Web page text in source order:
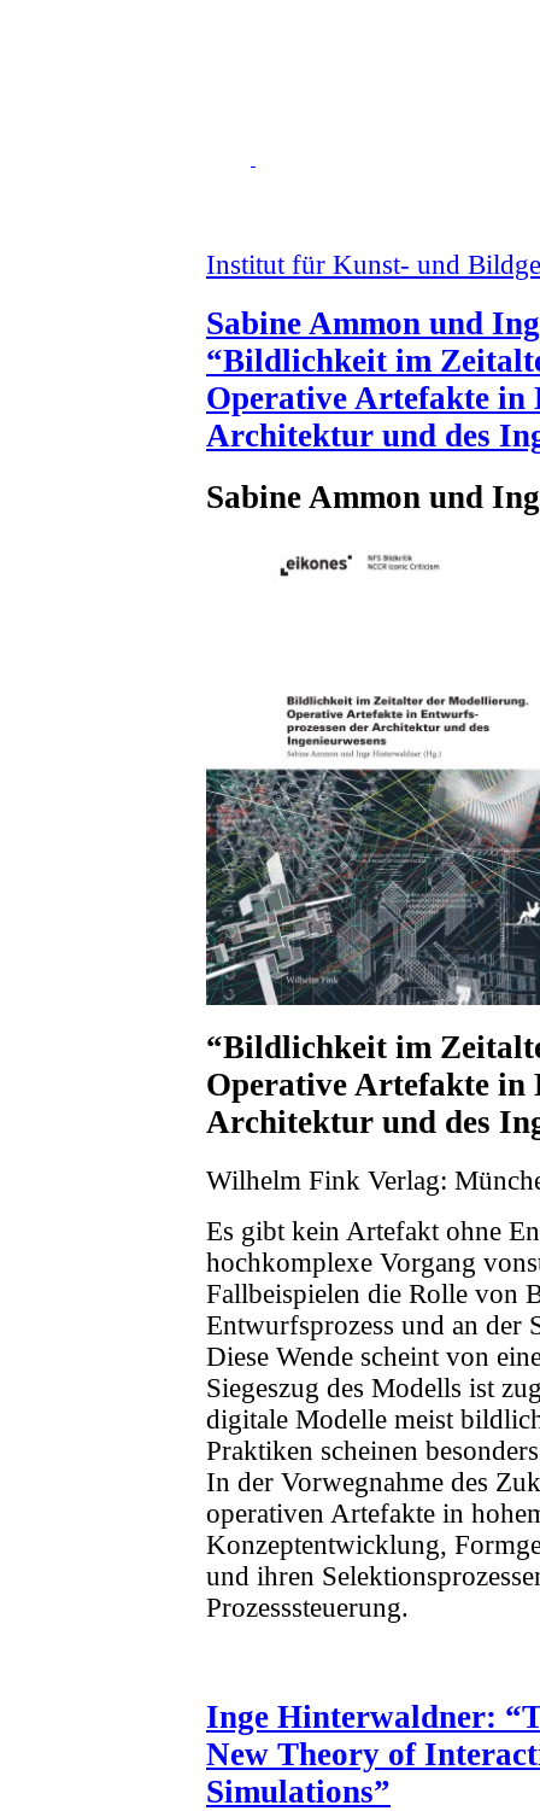
Institut für Kunst- und
Sabine Ammon und
“Bildlichkeit im
Operative Artefakte in
Architektur und des
Sabine Ammon und
“Bildlichkeit im
Operative Artefakte in
Architektur und des
Wilhelm Fink Verlag:
Es gibt kein Artefakt ohne
hochkomplexe Vorgang
Fallbeispielen die Rolle von
Entwurfsprozess und an der
Diese Wende scheint von
Siegeszug des Modells ist
digitale Modelle meist
Praktiken scheinen
In der Vorwegnahme des
operativen Artefakte in
Konzeptentwicklung,
und ihren
Prozesssteuerung.
Inge Hinterwaldner:
New Theory of
Simulations”